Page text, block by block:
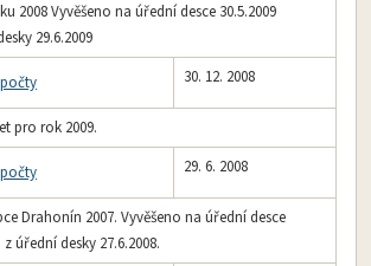
2008 Vyvěšeno na úřední desce 30.5.2009
29.6.2009
30. 12. 2008
pro rok 2009.
29. 6. 2008
Drahonín 2007. Vyvěšeno na úřední desce
z úřední desky 27.6.2008.